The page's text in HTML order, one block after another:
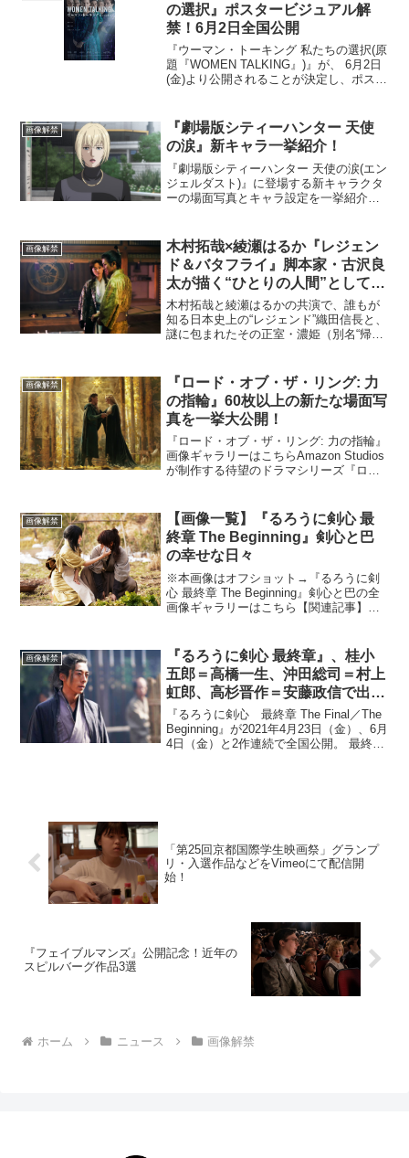
の選択』ポスタービジュアル解
禁！6月2日全国公開
『ウーマン・トーキング 私たちの選択(原
題『WOMEN TALKING』)』が、 6月2日
(金)より公開されることが決定し、ポスタ
部門にノミネートを果たし、これまで
世...
画像解禁
『劇場版シティーハンター 天使
の涙』新キャラ一挙紹介！
『劇場版シティーハンター 天使の涙(エン
ジェルダスト)』に登場する新キャラクタ
ーの場面写真とキャラ設定を一挙紹介す
春水、海坊主役に玄田哲章、美樹役に小
山茉美といったお馴...
画像解禁
木村拓哉×綾瀬はるか『レジェン
ド＆バタフライ』脚本家・古沢良
太が描く“ひとりの人間”としての
織田信長
木村拓哉と綾瀬はるかの共演で、誰もが
知る日本史上の“レジェンド”織田信長と、
謎に包まれたその正室・濃姫（別名“帰
イ』。脚本を担当する古沢良太のコメン
トと織田信長と濃姫が...
画像解禁
『ロード・オブ・ザ・リング: 力
の指輪』60枚以上の新たな場面写
真を一挙大公開！
『ロード・オブ・ザ・リング: 力の指輪』
画像ギャラリーはこちらAmazon Studios
が制作する待望のドラマシリーズ『ロー
された。『ロード・オブ・ザ・リング:...
画像解禁
【画像一覧】『るろうに剣心 最
終章 The Beginning』剣心と巴
の幸せな日々
※本画像はオフショット→『るろうに剣
心 最終章 The Beginning』剣心と巴の全
画像ギャラリーはこちら【関連記事】佐
心 最終章 The Beginning』...
画像解禁
『るろうに剣心 最終章』、桂小
五郎＝高橋一生、沖田総司＝村上
虹郎、高杉晋作＝安藤政信で出演
決定
『るろうに剣心 最終章 The Final／The
Beginning』が2021年4月23日（金）、6月
4日（金）と2作連続で全国公開。 最終章
「第25回京都国際学生映画祭」グランプ
リ・入選作品などをVimeoにて配信開
始！
『フェイブルマンズ』公開記念！近年の
スピルバーグ作品3選
ホーム ニュース 画像解禁